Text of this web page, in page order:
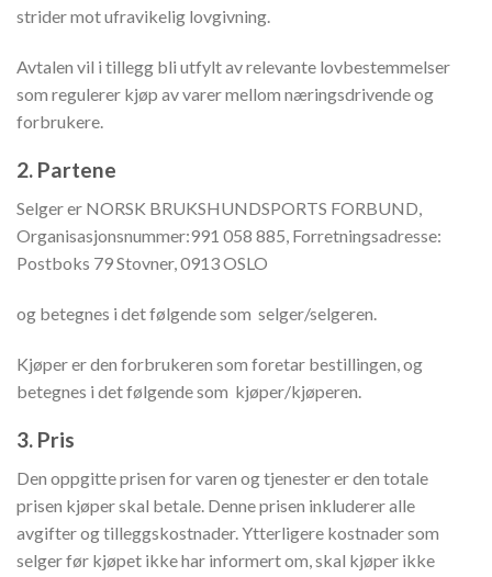
strider mot ufravikelig lovgivning.
Avtalen vil i tillegg bli utfylt av relevante lovbestemmelser
som regulerer kjøp av varer mellom næringsdrivende og
forbrukere.
2. Partene
Selger er NORSK BRUKSHUNDSPORTS FORBUND,
Organisasjonsnummer:991 058 885, Forretningsadresse:
Postboks 79 Stovner, 0913 OSLO
og betegnes i det følgende som selger/selgeren.
Kjøper er den forbrukeren som foretar bestillingen, og
betegnes i det følgende som kjøper/kjøperen.
3. Pris
Den oppgitte prisen for varen og tjenester er den totale
prisen kjøper skal betale. Denne prisen inkluderer alle
avgifter og tilleggskostnader. Ytterligere kostnader som
selger før kjøpet ikke har informert om, skal kjøper ikke